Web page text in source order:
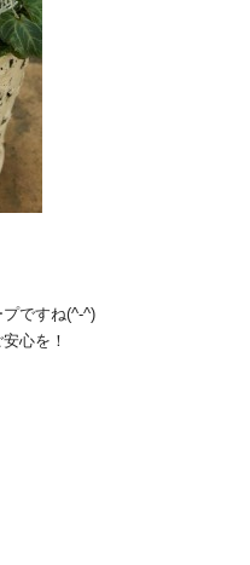
ですね(^-^)
心を！